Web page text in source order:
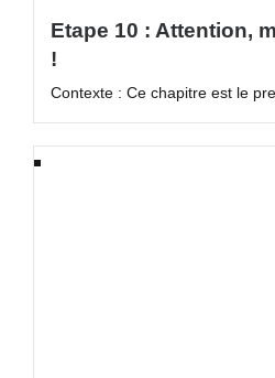
Etape 10 : Attention,
!
Contexte : Ce chapitre est le